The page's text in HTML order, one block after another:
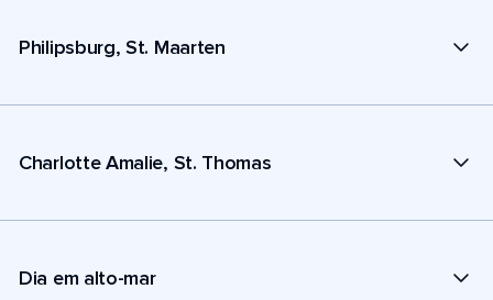
Philipsburg, St. Maarten
Charlotte Amalie, St. Thomas
Dia em alto-mar